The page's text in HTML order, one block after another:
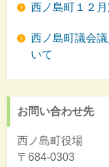
西ノ島町１２
西ノ島町議会
いて
お問い合わせ先
西ノ島町役場
〒684-0303